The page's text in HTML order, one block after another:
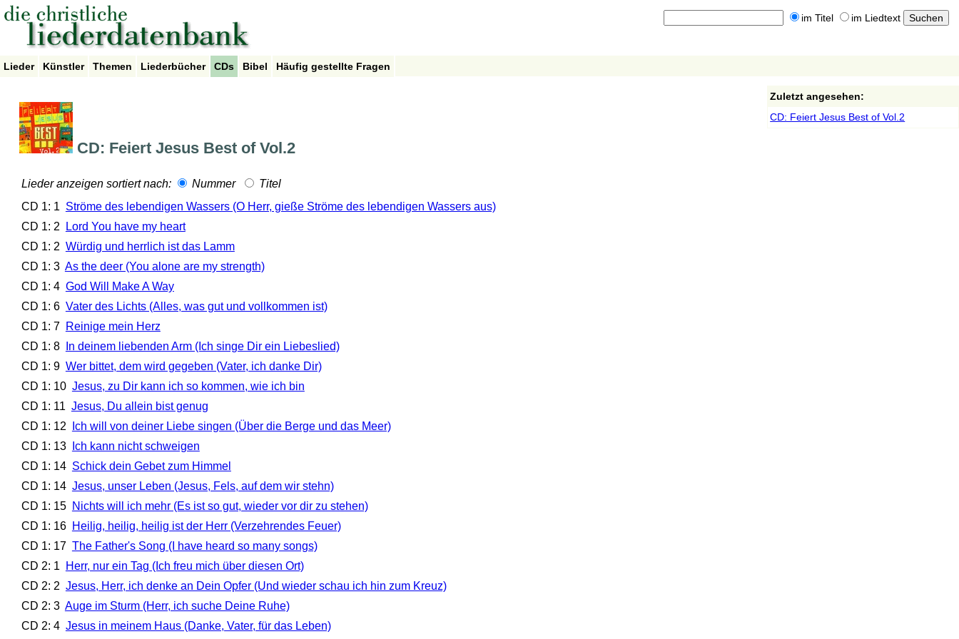
im Titel im Liedtext
Lieder Künstler Themen Liederbücher CDs Bibel Häufig gestellte Fragen
CD: Feiert Jesus Best of Vol.2
Lieder anzeigen sortiert nach: Nummer
Titel
CD 1: 1 Ströme des lebendigen Wassers (O Herr, gieße Ströme des lebendigen Wassers aus)
CD 1: 2 Lord You have my heart
CD 1: 2 Würdig und herrlich ist das Lamm
CD 1: 3 As the deer (You alone are my strength)
CD 1: 4 God Will Make A Way
CD 1: 6 Vater des Lichts (Alles, was gut und vollkommen ist)
CD 1: 7 Reinige mein Herz
CD 1: 8
In deinem liebenden Arm (Ich singe Dir ein Liebeslied)
CD 1: 9 Wer bittet, dem wird gegeben (Vater, ich danke Dir)
CD 1: 10 Jesus, zu Dir kann ich so kommen, wie ich bin
CD 1: 11 Jesus, Du allein bist genug
CD 1: 12
Ich will von deiner Liebe singen (Über die Berge und das Meer)
CD 1: 13
Ich kann nicht schweigen
CD 1: 14 Schick dein Gebet zum Himmel
CD 1: 14 Jesus, unser Leben (Jesus, Fels, auf dem wir stehn)
CD 1: 15 Nichts will ich mehr (Es ist so gut, wieder vor dir zu stehen)
CD 1: 16 Heilig, heilig, heilig ist der Herr (Verzehrendes Feuer)
CD 1: 17 The Father's Song (I have heard so many songs)
CD 2: 1 Herr, nur ein Tag (Ich freu mich über diesen Ort)
CD 2: 2 Jesus, Herr, ich denke an Dein Opfer (Und wieder schau ich hin zum Kreuz)
CD 2: 3 Auge im Sturm (Herr, ich suche Deine Ruhe)
CD 2: 4 Jesus in meinem Haus (Danke, Vater, für das Leben)
Zuletzt angesehen:
CD: Feiert Jesus Best of Vol.2